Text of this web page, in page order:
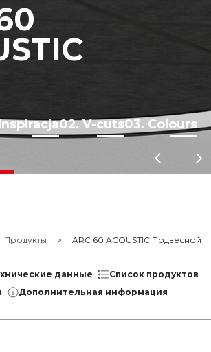
02. V-cuts03. Colours
Продукты ARC 60 ACOUSTIC Подвесной
данные
Список продуктов
Дополнительная информация